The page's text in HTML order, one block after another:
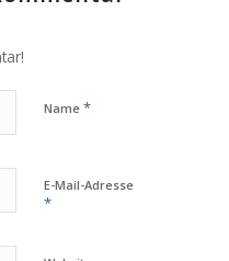
Name *
E-Mail-Adresse
*